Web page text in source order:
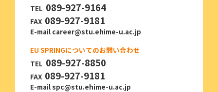
TEL 089-927-9164
FAX 089-927-9181
E-mail career@stu.ehime-u.ac.jp
EU SPRINGについてのお問い合わせ
TEL 089-927-8850
FAX 089-927-9181
E-mailspc@stu.ehime-u.ac.jp